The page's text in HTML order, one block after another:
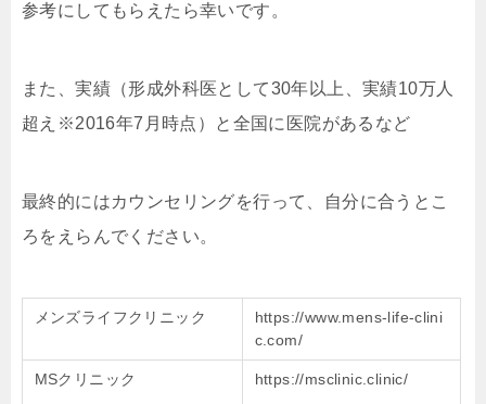
参考にしてもらえたら幸いです。
また、実績（形成外科医として30年以上、実績10万人
超え※2016年7月時点）と全国に医院があるなど
最終的にはカウンセリングを行って、自分に合うとこ
ろをえらんでください。
メンズライフクリニック
https://www.mens-life-clini
c.com/
MSクリニック https://msclinic.clinic/